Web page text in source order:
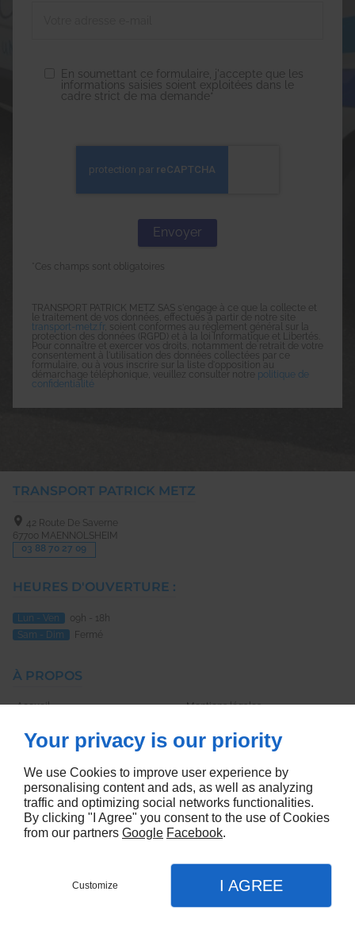
En soumettant ce formulaire, j'accepte que les
informations saisies soient exploitées dans le
cadre strict de ma demande*
*Ces champs sont obligatoires
TRANSPORT PATRICK METZ SAS s'engage à ce que la collecte et
le traitement de vos données, effectués à partir de notre site
transport-metz.fr, soient conformes au règlement général sur la
protection des données (RGPD) et à la loi Informatique et Libertés.
Pour connaître et exercer vos droits, notamment de retrait de votre
consentement à l'utilisation des données collectées par ce
formulaire, ou à vous inscrire sur la liste d'opposition au
démarchage téléphonique, veuillez consulter notre politique de
confidentialité
TRANSPORT PATRICK METZ
42 Route De Saverne
67700 MAENNOLSHEIM
03 88 70 27 09
HEURES D'OUVERTURE :
Lun - Ven
09h - 18h
Sam - Dim
Fermé
À PROPOS
Accueil
Mentions légales
Contactez-nous
Your privacy is our priority
We use Cookies to improve user experience by
personalising content and ads, as well as analyzing
traffic and optimizing social networks functionalities.
By clicking "I Agree" you consent to the use of Cookies
from our partners Google Facebook.
Customize I AGREE